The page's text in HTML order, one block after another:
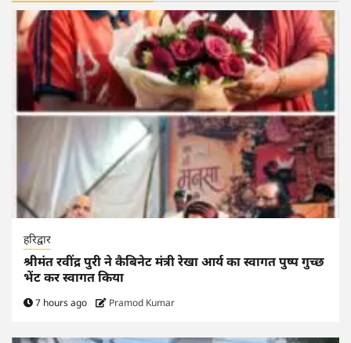
हरिद्वार
श्रीमंत रवींद्र पुरी ने कैबिनेट मंत्री रेखा आर्य का स्वागत पुष्प गुच्छ
भेंट कर स्वागत किया
7 hours ago Pramod Kumar